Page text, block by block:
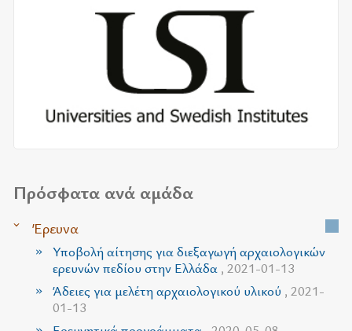
Πρόσφατα ανά αμάδα
Έρευνα
Υποβολή αίτησης για διεξαγωγή αρχαιολογικών
ερευνών πεδίου στην Ελλάδα , 2021-01-13
Άδειες για μελέτη αρχαιολογικού υλικού , 2021-
01-13